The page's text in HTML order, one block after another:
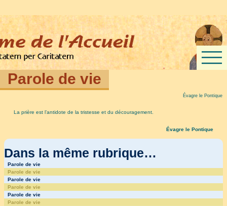
Parole de vie
Évagre le Pontique
La prière est l’antidote de la tristesse et du découragement.
Évagre le Pontique
Dans la même rubrique…
Parole de vie
Parole de vie
Parole de vie
Parole de vie
Parole de vie
Parole de vie